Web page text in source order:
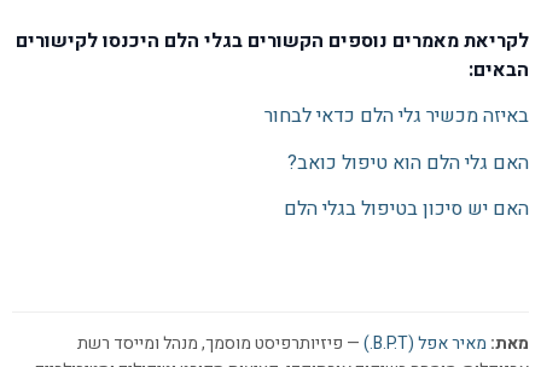
לקריאת מאמרים נוספים הקשורים בגלי הלם היכנסו לקישורים
הבאים:
באיזה מכשיר גלי הלם כדאי לבחור
האם גלי הלם הוא טיפול כואב?
האם יש סיכון בטיפול בגלי הלם
מאת: מאיר אפל (B.P.T.)
— פיזיותרפיסט מוסמך, מנהל ומייסד רשת